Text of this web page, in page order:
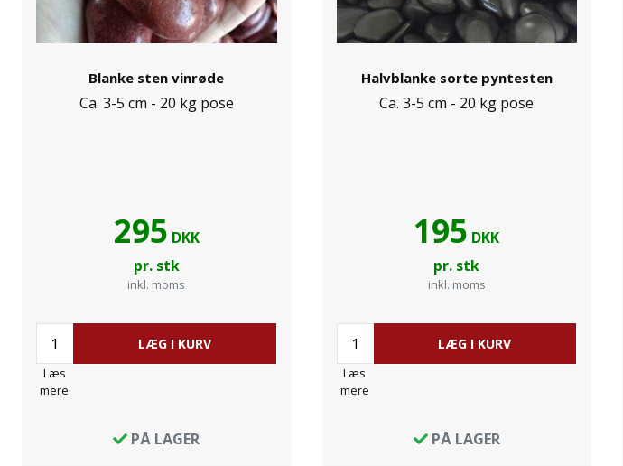
Blanke sten vinrøde
Ca. 3-5 cm - 20 kg pose
295 DKK
pr. stk
inkl. moms
Læs
mere
LÆG I KURV
PÅ LAGER
Halvblanke sorte pyntesten
Ca. 3-5 cm - 20 kg pose
195 DKK
pr. stk
inkl. moms
Læs
mere
LÆG I KURV
PÅ LAGER